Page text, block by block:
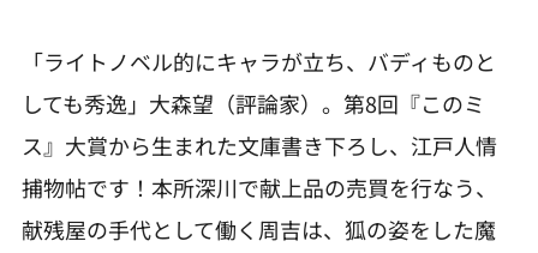
「ライトノベル的にキャラが立ち、バディものと
しても秀逸」大森望（評論家）。第8回『このミ
ス』大賞から生まれた文庫書き下ろし、江戸人情
捕物帖です！本所深川で献上品の売買を行なう、
献残屋の手代として働く周吉は、狐の姿をした魔